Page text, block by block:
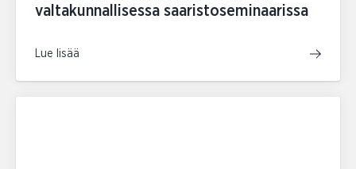
valtakunnallisessa saaristoseminaarissa
Lue lisää